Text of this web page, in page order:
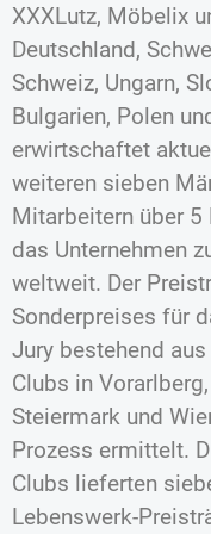
XXXLutz, Möbelix
Deutschland,
Schweiz, Ungarn,
Bulgarien, Polen
erwirtschaftet
weiteren sieben
Mitarbeitern über
das Unternehmen
weltweit. Der
Sonderpreises für
Jury bestehend
Clubs in
Steiermark und
Prozess ermittelt.
Clubs lieferten
Lebenswerk-